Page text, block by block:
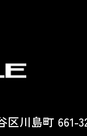
川島町 661-